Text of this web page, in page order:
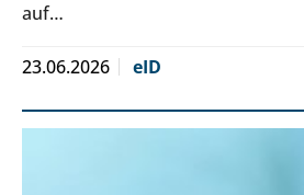
auf…
23.06.2026 eID